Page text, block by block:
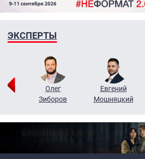
ЭКСПЕРТЫ
Олег
Зиборов
Евгений
Мошняцкий